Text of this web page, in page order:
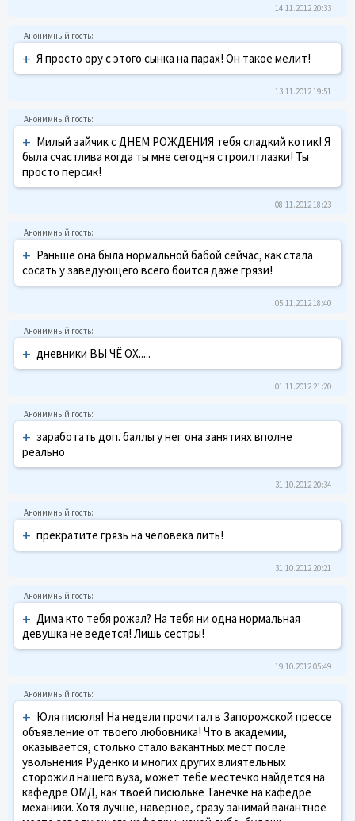
14.11.2012 20:33
+ Я просто ору с этого сынка на парах! Он такое мелит!
13.11.2012 19:51
+ Милый зайчик с ДНЕМ РОЖДЕНИЯ тебя сладкий котик! Я
была счастлива когда ты мне сегодня строил глазки! Ты
просто персик!
08.11.2012 18:23
+ Раньше она была нормальной бабой сейчас, как стала
сосать у заведующего всего боится даже грязи!
05.11.2012 18:40
+ дневники ВЫ ЧЁ ОХ.....
01.11.2012 21:20
+ заработать доп. баллы у нег она занятиях вполне
реально
31.10.2012 20:34
+ прекратите грязь на человека лить!
31.10.2012 20:21
+ Дима кто тебя рожал? На тебя ни одна нормальная
девушка не ведется! Лишь сестры!
19.10.2012 05:49
+ Юля писюля! На недели прочитал в Запорожской прессе
объявление от твоего любовника! Что в академии,
оказывается, столько стало вакантных мест после
увольнения Руденко и многих других влиятельных
сторожил нашего вуза, может тебе местечко найдется на
кафедре ОМД, как твоей писюльке Танечке на кафедре
механики. Хотя лучше, наверное, сразу занимай вакантное